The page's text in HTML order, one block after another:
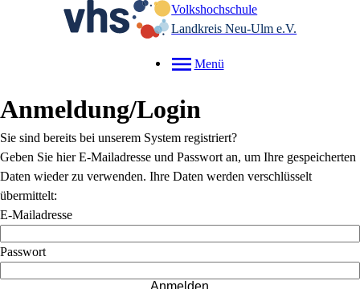
Volkshochschule
Landkreis Neu-Ulm e.V.
Menü
Anmeldung/Login
Sie sind bereits bei unserem System registriert?
Geben Sie hier E-Mailadresse und Passwort an, um Ihre gespeicherten
Daten wieder zu verwenden. Ihre Daten werden verschlüsselt
übermittelt:
E-Mailadresse
Passwort
Anmelden